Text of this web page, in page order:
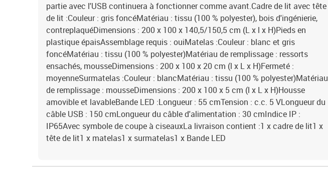
partie avec l'USB continuera à fonctionner comme avant.Cadre de lit avec tête
de lit :Couleur : gris foncéMatériau : tissu (100 % polyester), bois d'ingénierie,
contreplaquéDimensions : 200 x 100 x 140,5/150,5 cm (L x l x H)Pieds en
plastique épaisAssemblage requis : ouiMatelas :Couleur : blanc et gris
foncéMatériau : tissu (100 % polyester)Matériau de remplissage : ressorts
ensachés, mousseDimensions : 200 x 100 x 20 cm (l x L x H)Fermeté :
moyenneSurmatelas :Couleur : blancMatériau : tissu (100 % polyester)Matériau
de remplissage : mousseDimensions : 200 x 100 x 5 cm (l x L x H)Housse
amovible et lavableBande LED :Longueur : 55 cmTension : c.c. 5 VLongueur du
câble USB : 150 cmLongueur du câble d'alimentation : 30 cmIndice IP :
IP65Avec symbole de coupe à ciseauxLa livraison contient :1 x cadre de lit1 x
tête de lit1 x matelas1 x surmatelas1 x Bande LED